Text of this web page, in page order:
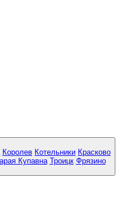
Королев Котельники Красково
Купавна Троицк Фрязино